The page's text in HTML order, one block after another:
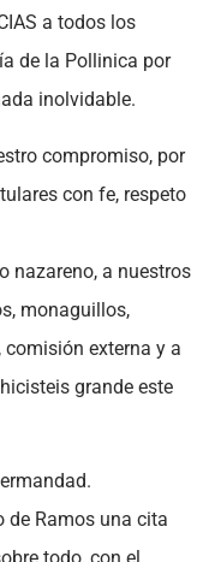
a todos los
de la Pollinica por
inolvidable.
compromiso, por
con fe, respeto
nazareno, a nuestros
monaguillos,
externa y a
grande este
de Ramos una cita